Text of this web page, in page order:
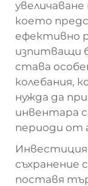
което
ефективно
изпитващи
става
колебания,
нужда да
инвентара
периоди от
съхранение
поставя